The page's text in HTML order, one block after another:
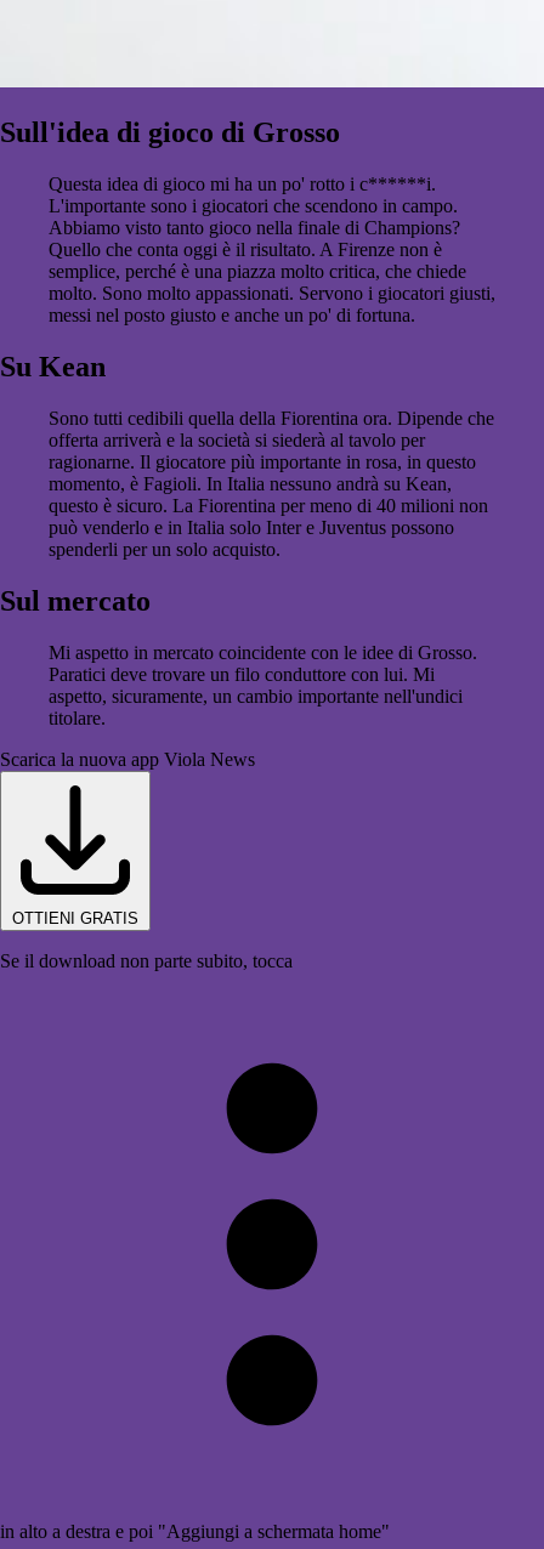
Sull'idea di gioco di Grosso
Questa idea di gioco mi ha un po' rotto i c******i.
L'importante sono i giocatori che scendono in campo.
Abbiamo visto tanto gioco nella finale di Champions?
Quello che conta oggi è il risultato. A Firenze non è
semplice, perché è una piazza molto critica, che chiede
molto. Sono molto appassionati. Servono i giocatori giusti,
messi nel posto giusto e anche un po' di fortuna.
Su Kean
Sono tutti cedibili quella della Fiorentina ora. Dipende che
offerta arriverà e la società si siederà al tavolo per
ragionarne. Il giocatore più importante in rosa, in questo
momento, è Fagioli. In Italia nessuno andrà su Kean,
questo è sicuro. La Fiorentina per meno di 40 milioni non
può venderlo e in Italia solo Inter e Juventus possono
spenderli per un solo acquisto.
Sul mercato
Mi aspetto in mercato coincidente con le idee di Grosso.
Paratici deve trovare un filo conduttore con lui. Mi
aspetto, sicuramente, un cambio importante nell'undici
titolare.
Scarica la nuova app Viola News
OTTIENI GRATIS
Se il download non parte subito, tocca
in alto a destra e poi "Aggiungi a schermata home"